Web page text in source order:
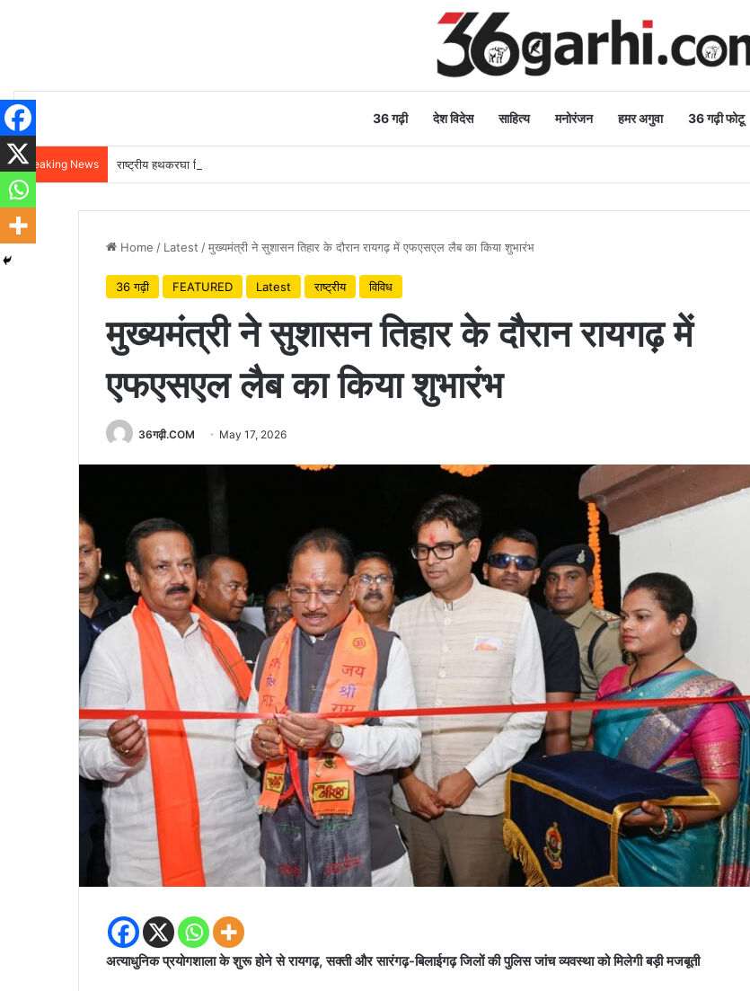
36 गढ़ी देश विदेस साहित्य मनोरंजन हमर अगुवा 36 गढ़ी फोटू
Breaking News राष्ट्रीय हथकरघा दिवस पर वित्त मंत्री ओपी चौधरी ने बुनकरों को दी शुभकामनाएं
Home / Latest /मुख्यमंत्री ने सुशासन तिहार के दौरान रायगढ़ में एफएसएल लैब का किया शुभारंभ
36 गढ़ी FEATURED Latest राष्ट्रीय विविध
मुख्यमंत्री ने सुशासन तिहार के दौरान रायगढ़ में
एफएसएल लैब का किया शुभारंभ
36गढ़ी.COM May 17, 2026
अत्याधुनिक प्रयोगशाला के शुरू होने से रायगढ़, सक्ती और सारंगढ़-बिलाईगढ़ जिलों की पुलिस जांच व्यवस्था को मिलेगी बड़ी मजबूती